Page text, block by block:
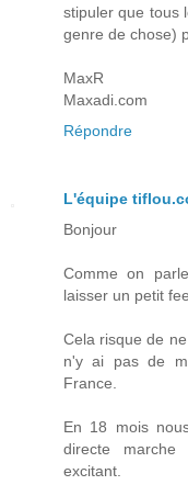
stipuler que tous
genre de chose)
MaxR
Maxadi.com
Répondre
L'équipe
Bonjour
Comme on
laisser un petit
Cela risque de
n'y ai pas de
France.
En 18 mois
directe
excitant.